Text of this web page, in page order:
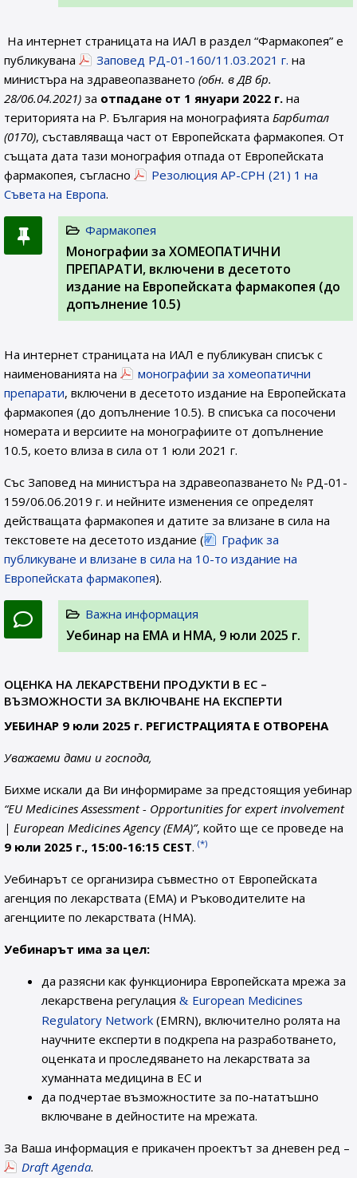
На интернет страницата на ИАЛ в раздел “Фармакопея” е
публикувана
Заповед РД-01-160/11.03.2021 г. на
министъра на здравеопазването (обн. в ДВ бр.
28/06.04.2021) за отпадане от 1 януари 2022 г. на
територията на Р. България на монографията Барбитал
(0170), съставляваща част от Европейската фармакопея. От
същата дата тази монография отпада от Европейската
фармакопея, съгласно
Резолюция AP-CPH (21) 1 на
Съвета на Европа.
Фармакопея
Монографии за ХОМЕОПАТИЧНИ
ПРЕПАРАТИ, включени в десетото
издание на Европейската фармакопея (до
допълнение 10.5)
На интернет страницата на ИАЛ e публикуван списък с
наименованията на
монографии за хомеопатични
препарати, включени в десетото издание на Европейската
фармакопея (до допълнение 10.5). В списъка са посочени
номерата и версиите на монографиите от допълнение
10.5, което влиза в сила от 1 юли 2021 г.
Със Заповед на министъра на здравеопазването № РД-01-
159/06.06.2019 г. и нейните изменения се определят
действащата фармакопея и датите за влизане в сила на
текстовете на десетото издание (
График за
публикуване и влизане в сила на 10-то издание на
Европейската фармакопея).
Важна информация
Уебинар на ЕМА и НМА, 9 юли 2025 г.
ОЦЕНКА НА ЛЕКАРСТВЕНИ ПРОДУКТИ В ЕС –
ВЪЗМОЖНОСТИ ЗА ВКЛЮЧВАНЕ НА ЕКСПЕРТИ
УЕБИНАР 9 юли 2025 г. РЕГИСТРАЦИЯТА Е ОТВОРЕНА
Уважаеми дами и господа,
Бихме искали да Ви информираме за предстоящия уебинар
“EU Medicines Assessment - Opportunities for expert involvement
| European Medicines Agency (EMA)”, който ще се проведе на
9 юли 2025 г., 15:00-16:15 CEST. (*)
Уебинарът се организира съвместно от Европейската
агенция по лекарствата (EMA) и Ръководителите на
агенциите по лекарствата (HMA).
Уебинарът има за цел:
да разясни как функционира Европейската мрежа за
лекарствена регулация
European Medicines
Regulatory Network (EMRN), включително ролята на
научните експерти в подкрепа на разработването,
оценката и проследяването на лекарствата за
хуманната медицина в ЕС и
да подчертае възможностите за по-нататъшно
включване в дейностите на мрежата.
За Ваша информация е прикачен проектът за дневен ред –
Draft Agenda.